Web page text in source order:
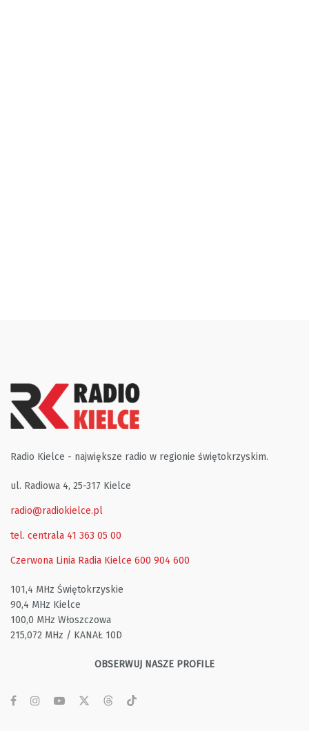
Radio Kielce - największe radio w regionie świętokrzyskim.
ul. Radiowa 4, 25-317 Kielce
radio@radiokielce.pl
tel. centrala 41 363 05 00
Czerwona Linia Radia Kielce 600 904 600
101,4 MHz Świętokrzyskie
90,4 MHz Kielce
100,0 MHz Włoszczowa
215,072 MHz / KANAŁ 10D
OBSERWUJ NASZE PROFILE